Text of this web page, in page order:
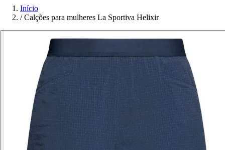
Início
/ Calções para mulheres La Sportiva Helixir